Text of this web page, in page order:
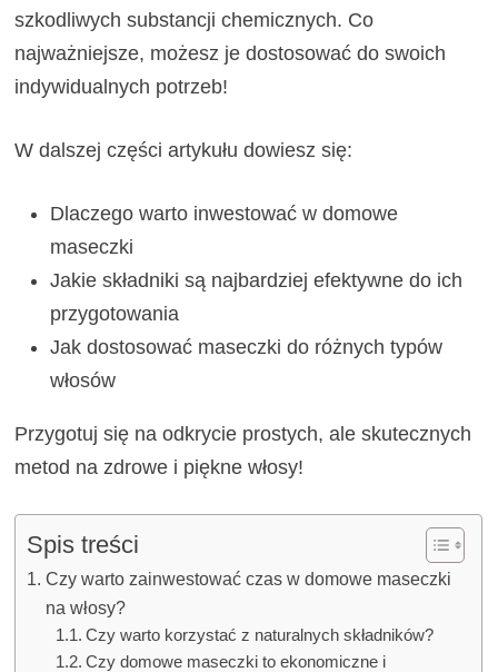
szkodliwych substancji chemicznych. Co
najważniejsze, możesz je dostosować do swoich
indywidualnych potrzeb!
W dalszej części artykułu dowiesz się:
Dlaczego warto inwestować w domowe
maseczki
Jakie składniki są najbardziej efektywne do ich
przygotowania
Jak dostosować maseczki do różnych typów
włosów
Przygotuj się na odkrycie prostych, ale skutecznych
metod na zdrowe i piękne włosy!
Spis treści
Czy warto zainwestować czas w domowe maseczki
na włosy?
Czy warto korzystać z naturalnych składników?
Czy domowe maseczki to ekonomiczne i